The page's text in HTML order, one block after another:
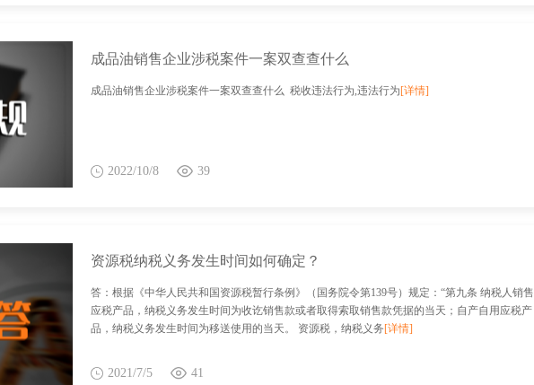
成品油销售企业涉税案件一案双查查什么
成品油销售企业涉税案件一案双查查什么 税收违法行为,违法行为[详情]
2022/10/8 39
资源税纳税义务发生时间如何确定？
答：根据《中华人民共和国资源税暂行条例》（国务院令第139号）规定：“第九条 纳税人销售
应税产品，纳税义务发生时间为收讫销售款或者取得索取销售款凭据的当天；自产自用应税产
品，纳税义务发生时间为移送使用的当天。 资源税，纳税义务[详情]
2021/7/5 41